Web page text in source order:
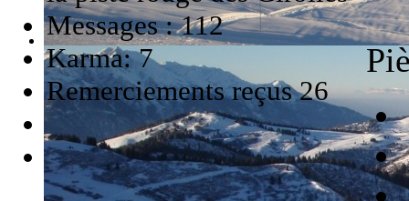
Messages : 112
Karma: 7
Remerciements reçus 26